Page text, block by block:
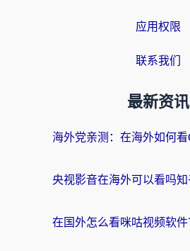
应用权限
联系我们
最新资讯